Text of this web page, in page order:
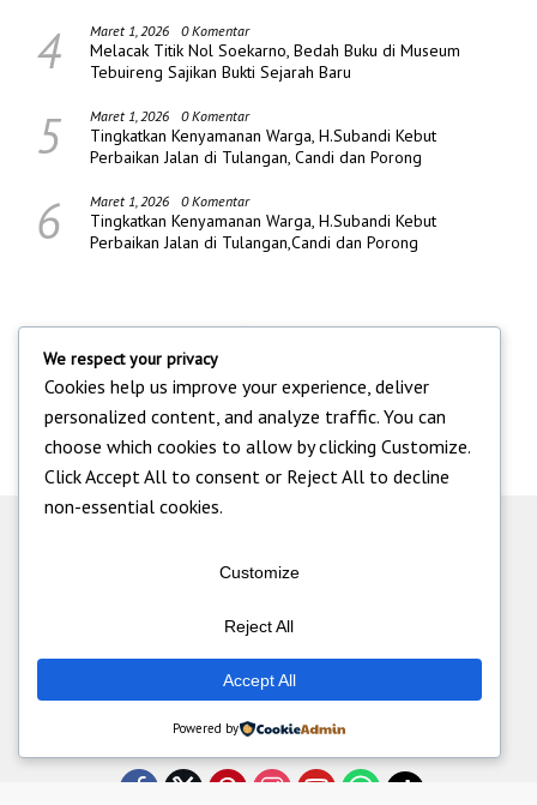
4 Maret 1, 2026 0 Komentar
Melacak Titik Nol Soekarno, Bedah Buku di Museum
Tebuireng Sajikan Bukti Sejarah Baru
5 Maret 1, 2026 0 Komentar
Tingkatkan Kenyamanan Warga, H.Subandi Kebut
Perbaikan Jalan di Tulangan, Candi dan Porong
6 Maret 1, 2026 0 Komentar
Tingkatkan Kenyamanan Warga, H.Subandi Kebut
Perbaikan Jalan di Tulangan,Candi dan Porong
We respect your privacy
Cookies help us improve your experience, deliver
personalized content, and analyze traffic. You can
choose which cookies to allow by clicking Customize.
ClickAccept All to consent or Reject All to decline
non-essential cookies.
Customize
Reject All
Accept All
Powered by